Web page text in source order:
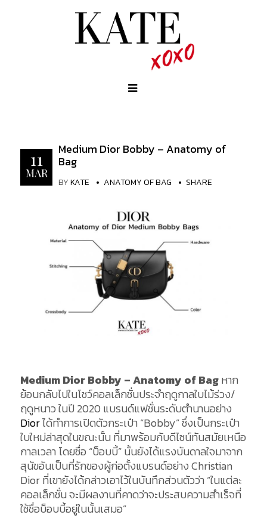
11
MAR
Medium Dior Bobby – Anatomy of
Bag
BYKATE ANATOMY OF BAG SHARE
Medium Dior Bobby – Anatomy of Bagหาก
ย้อนกลับไปในโชว์คอลเล็กชั่นประจำฤดูกาลใบไม้ร่วง/
ฤดูหนาว ในปี 2020 แบรนด์แฟชั่นระดับตำนานอย่าง
Diorได้ทำการเปิดตัวกระเป๋า “Bobby” ซึ่งเป็นกระเป๋า
ใบใหม่ล่าสุดในขณะนั้น ที่มาพร้อมกับดีไซน์ทันสมัยเหนือ
กาลเวลา โดยชื่อ “บ็อบบี้” นั้นยังได้แรงบันดาลใจมาจาก
สุนัขอันเป็นที่รักของผู้ก่อตั้งแบรนด์อย่าง Christian
Dior ที่เขายังได้กล่าวเอาไว้ในบันทึกส่วนตัวว่า “ในแต่ละ
คอลเล็กชั่น จะมีผลงานที่คาดว่าจะประสบความสำเร็จที่
ใช้ชื่อบ็อบบี้อยู่ในนั้นเสมอ”